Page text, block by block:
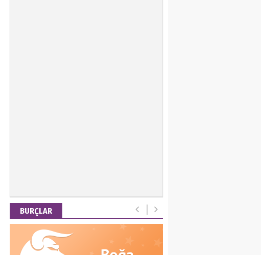
PANDEMİ SONRASI YENİ
DÜNYA DÜZENİ
Alaeddin Usta
BURÇLAR